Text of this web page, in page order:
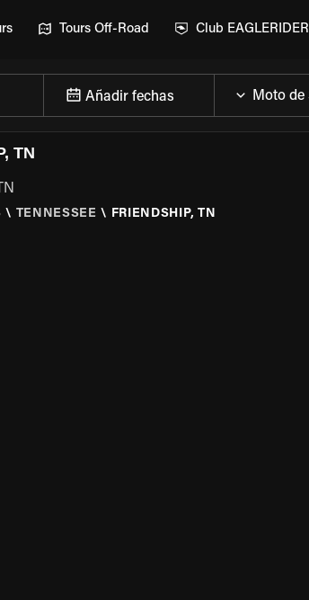
Tours Off-Road Club EAGLERIDER
Añadir fechas
TN
\ TENNESSEE \ FRIENDSHIP, TN